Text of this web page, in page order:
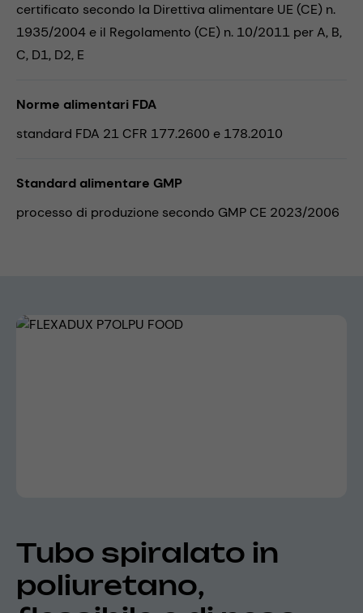
certificato secondo la Direttiva alimentare UE (CE) n.
1935/2004 e il Regolamento (CE) n. 10/2011 per A, B,
C, D1, D2, E
Norme alimentari FDA
standard FDA 21 CFR 177.2600 e 178.2010
Standard alimentare GMP
processo di produzione secondo GMP CE 2023/2006
Skip image gallery
Tubo spiralato in
poliuretano,